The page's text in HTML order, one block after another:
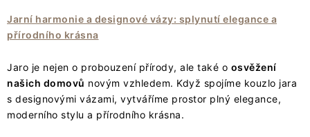
Doprava a platba
Ochrana Osobních údajů GDPR
Spojte se s námi
Odstoupení od smlouvy
Jarní harmonie a designové vázy: splynutí elegance a
přírodního krásna
Jaro je nejen o probouzení přírody, ale také o osvěžení
našich domovů novým vzhledem. Když spojíme kouzlo jara
s designovými vázami, vytváříme prostor plný elegance,
moderního stylu a přírodního krásna.